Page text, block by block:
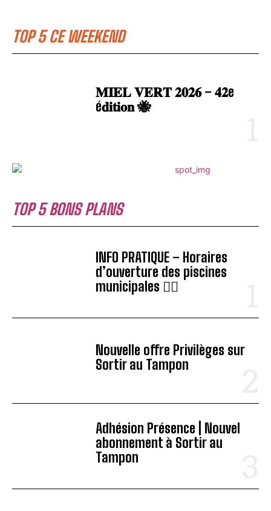
TOP 5 CE WEEKEND
𝐌𝐈𝐄𝐋 𝐕𝐄𝐑𝐓 𝟐𝟎𝟐𝟔 – 𝟒𝟐e
é𝐝𝐢𝐭𝐢𝐨𝐧 🐝
TOP 5 BONS PLANS
INFO PRATIQUE – Horaires
d’ouverture des piscines
municipales 🏊‍♂️
Nouvelle offre Privilèges sur
Sortir au Tampon
Adhésion Présence | Nouvel
abonnement à Sortir au
Tampon